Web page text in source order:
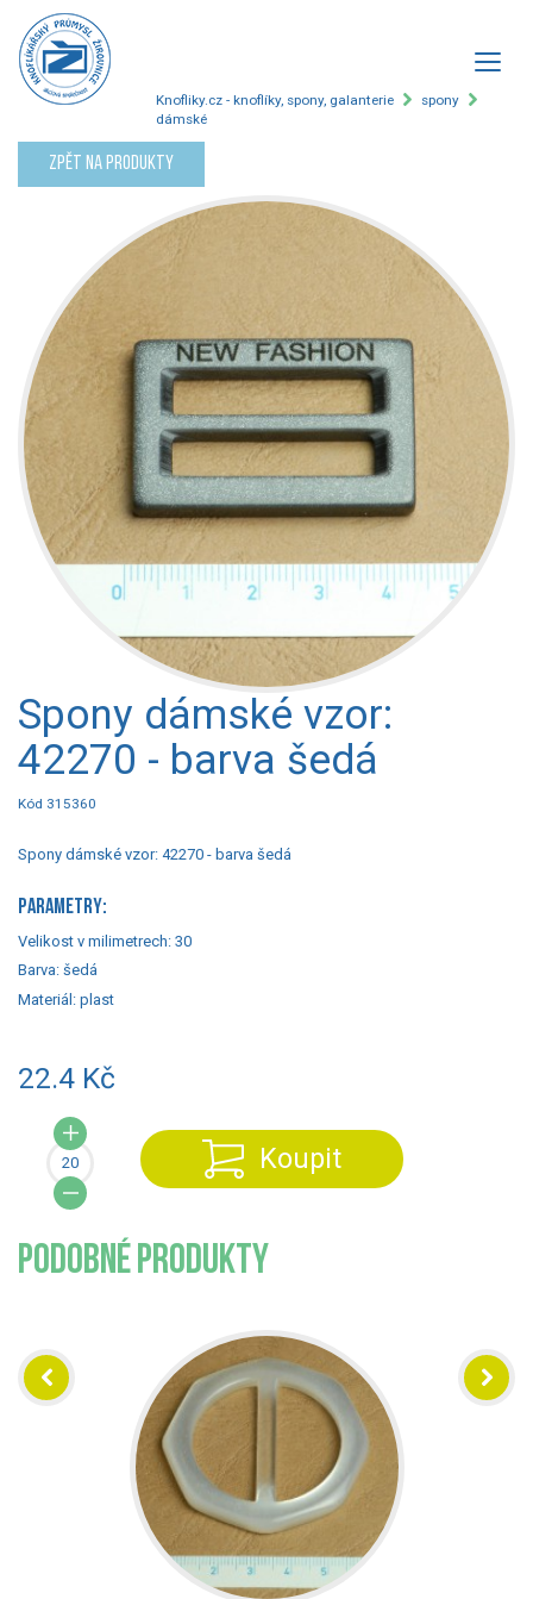
Knofliky.cz - knoflíky, spony, galanterie
spony
dámské
Zpět na produkty
Spony dámské vzor:
42270 - barva šedá
Kód 315360
Spony dámské vzor: 42270 - barva šedá
PARAMETRY:
Velikost v milimetrech: 30
Barva: šedá
Materiál: plast
22.4 Kč
Koupit
PODOBNÉ PRODUKTY